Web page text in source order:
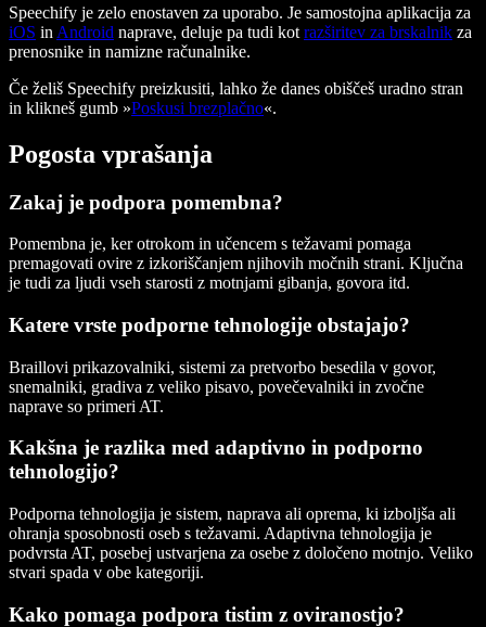
Speechify je zelo enostaven za uporabo. Je samostojna aplikacija za
iOS in Android naprave, deluje pa tudi kot razširitev za brskalnik za
prenosnike in namizne računalnike.
Če želiš Speechify preizkusiti, lahko že danes obiščeš uradno stran
in klikneš gumb »Poskusi brezplačno«.
Pogosta vprašanja
Zakaj je podpora pomembna?
Pomembna je, ker otrokom in učencem s težavami pomaga
premagovati ovire z izkoriščanjem njihovih močnih strani. Ključna
je tudi za ljudi vseh starosti z motnjami gibanja, govora itd.
Katere vrste podporne tehnologije obstajajo?
Braillovi prikazovalniki, sistemi za pretvorbo besedila v govor,
snemalniki, gradiva z veliko pisavo, povečevalniki in zvočne
naprave so primeri AT.
Kakšna je razlika med adaptivno in podporno
tehnologijo?
Podporna tehnologija je sistem, naprava ali oprema, ki izboljša ali
ohranja sposobnosti oseb s težavami. Adaptivna tehnologija je
podvrsta AT, posebej ustvarjena za osebe z določeno motnjo. Veliko
stvari spada v obe kategoriji.
Kako pomaga podpora tistim z oviranostjo?